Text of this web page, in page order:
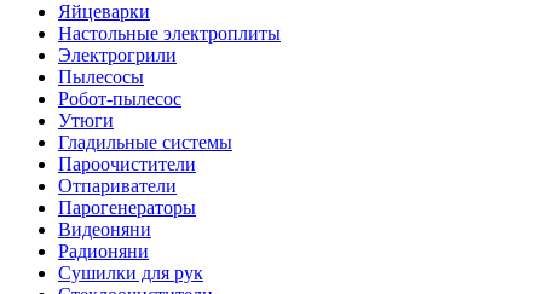
Яйцеварки
Настольные электроплиты
Электрогрили
Пылесосы
Робот-пылесос
Утюги
Гладильные системы
Пароочистители
Отпариватели
Парогенераторы
Видеоняни
Радионяни
Сушилки для рук